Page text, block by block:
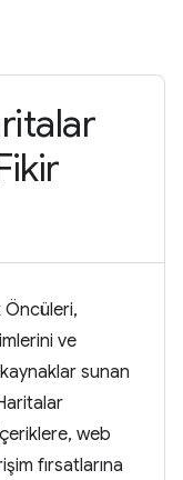
Öncüleri,
ve
sunan
web
fırsatlarına